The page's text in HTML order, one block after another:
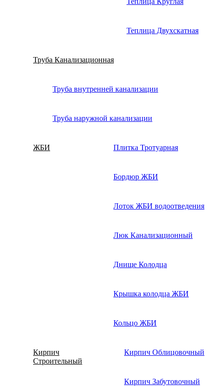
Теплица Двухскатная
Труба Канализационная
Труба внутренней канализации
Труба наружной канализации
ЖБИ Плитка Тротуарная
Бордюр ЖБИ
Лоток ЖБИ водоотведения
Люк Канализационный
Днище Колодца
Крышка колодца ЖБИ
Кольцо ЖБИ
Кирпич
Строительный
Кирпич Облицовочный
Кирпич Забутовочный